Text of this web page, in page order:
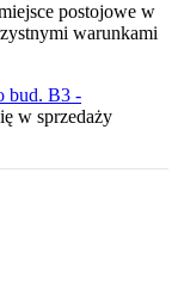
postojowe w
warunkami
bud. B3 -
w sprzedaży